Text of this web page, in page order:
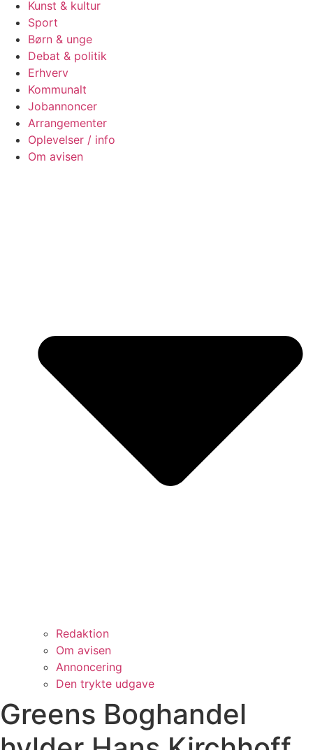
Kunst & kultur
Sport
Børn & unge
Debat & politik
Erhverv
Kommunalt
Jobannoncer
Arrangementer
Oplevelser / info
Om avisen
Redaktion
Om avisen
Annoncering
Den trykte udgave
Greens Boghandel